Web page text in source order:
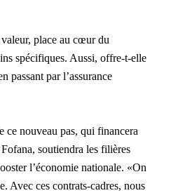
place au cœur du
spécifiques. Aussi, offre-t-elle
passant par l’assurance
ce nouveau pas, qui financera
soutiendra les filières
l’économie nationale. «On
Avec ces contrats-cadres, nous